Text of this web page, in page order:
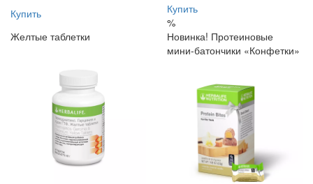
Купить
Купить
%
Желтые таблетки
Новинка! Протеиновые
мини-батончики «Конфетки»